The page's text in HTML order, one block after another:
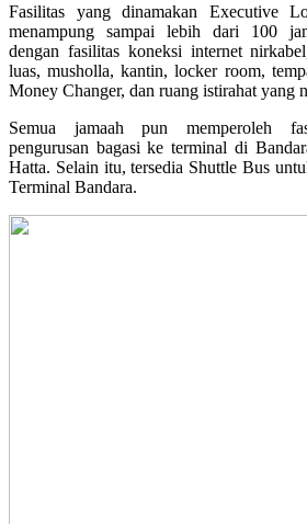
Fasilitas yang dinamakan Executive
menampung sampai lebih dari 100
dengan fasilitas koneksi internet
luas, musholla, kantin, locker room,
Money Changer, dan ruang istirahat yang
Semua jamaah pun memperoleh
pengurusan bagasi ke terminal di
Hatta. Selain itu, tersedia Shuttle Bus
Terminal Bandara.